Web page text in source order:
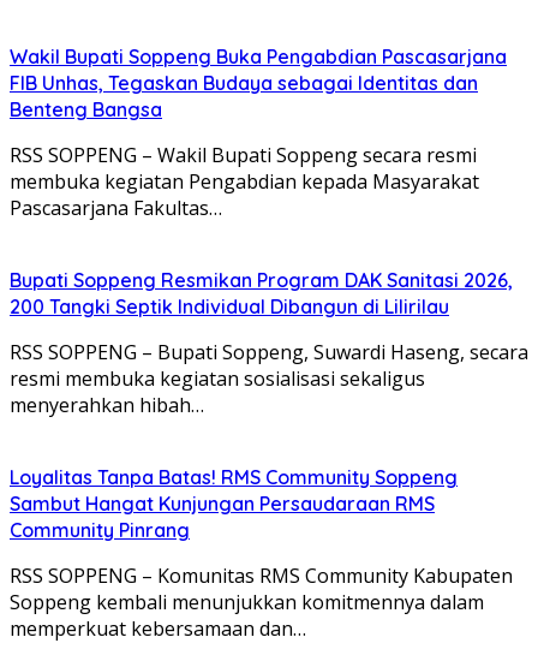
Wakil Bupati Soppeng Buka Pengabdian Pascasarjana
FIB Unhas, Tegaskan Budaya sebagai Identitas dan
Benteng Bangsa
RSS SOPPENG – Wakil Bupati Soppeng secara resmi
membuka kegiatan Pengabdian kepada Masyarakat
Pascasarjana Fakultas…
Bupati Soppeng Resmikan Program DAK Sanitasi 2026,
200 Tangki Septik Individual Dibangun di Lilirilau
RSS SOPPENG – Bupati Soppeng, Suwardi Haseng, secara
resmi membuka kegiatan sosialisasi sekaligus
menyerahkan hibah…
Loyalitas Tanpa Batas! RMS Community Soppeng
Sambut Hangat Kunjungan Persaudaraan RMS
Community Pinrang
RSS SOPPENG – Komunitas RMS Community Kabupaten
Soppeng kembali menunjukkan komitmennya dalam
memperkuat kebersamaan dan…